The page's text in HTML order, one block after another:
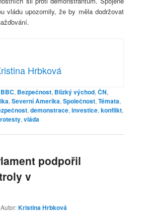
vládu upozornily, že by měla dodržovat
Hrbková
BBC, Bezpečnost, Blízký východ,ČN,
,Severní Amerika,Společnost,Témata,
,demonstrace,investice,konflikt,
,vláda
podpořil
v
Autor:Kristina Hrbková